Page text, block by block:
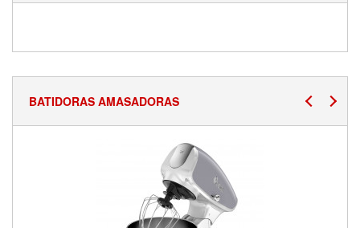
BATIDORAS AMASADORAS